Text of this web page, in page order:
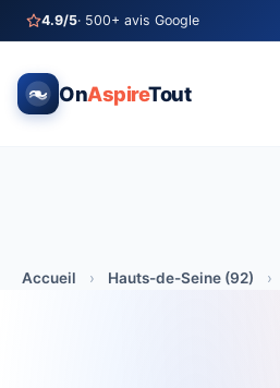
4.9/5· 500+ avis Google
OnAspireTout
Accueil › Hauts-de-Seine (92) ›